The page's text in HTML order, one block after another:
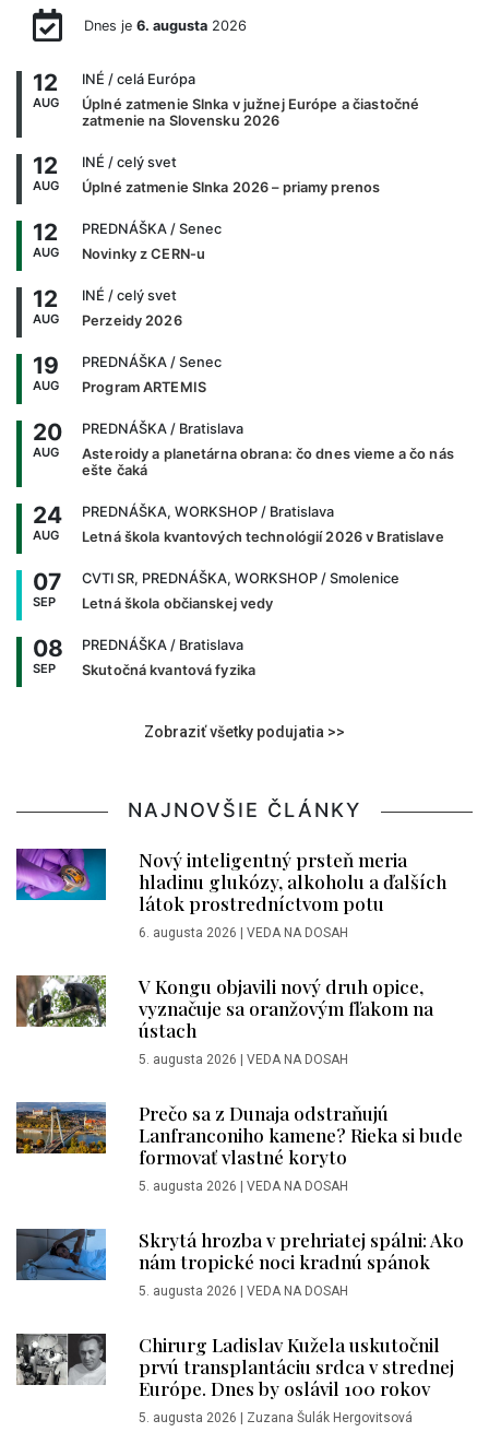
Dnes je 6. augusta2026
12
AUG
INÉ / celá Európa
Úplné zatmenie Slnka v južnej Európe a čiastočné
zatmenie na Slovensku 2026
12
AUG
INÉ / celý svet
Úplné zatmenie Slnka 2026 – priamy prenos
12
AUG
PREDNÁŠKA / Senec
Novinky z CERN-u
12
AUG
INÉ / celý svet
Perzeidy 2026
19
AUG
PREDNÁŠKA / Senec
Program ARTEMIS
20
AUG
PREDNÁŠKA / Bratislava
Asteroidy a planetárna obrana: čo dnes vieme a čo nás
ešte čaká
24
AUG
PREDNÁŠKA, WORKSHOP / Bratislava
Letná škola kvantových technológií 2026 v Bratislave
07
SEP
CVTI SR, PREDNÁŠKA, WORKSHOP / Smolenice
Letná škola občianskej vedy
08
SEP
PREDNÁŠKA / Bratislava
Skutočná kvantová fyzika
Zobraziť všetky podujatia >>
NAJNOVŠIE ČLÁNKY
Nový inteligentný prsteň meria
hladinu glukózy, alkoholu a ďalších
látok prostredníctvom potu
6. augusta 2026 VEDA NA DOSAH
V Kongu objavili nový druh opice,
vyznačuje sa oranžovým fľakom na
ústach
5. augusta 2026 VEDA NA DOSAH
Prečo sa z Dunaja odstraňujú
Lanfranconiho kamene? Rieka si bude
formovať vlastné koryto
5. augusta 2026 VEDA NA DOSAH
Skrytá hrozba v prehriatej spálni: Ako
nám tropické noci kradnú spánok
5. augusta 2026 VEDA NA DOSAH
Chirurg Ladislav Kužela uskutočnil
prvú transplantáciu srdca v strednej
Európe. Dnes by oslávil 100 rokov
5. augusta 2026 Zuzana Šulák Hergovitsová